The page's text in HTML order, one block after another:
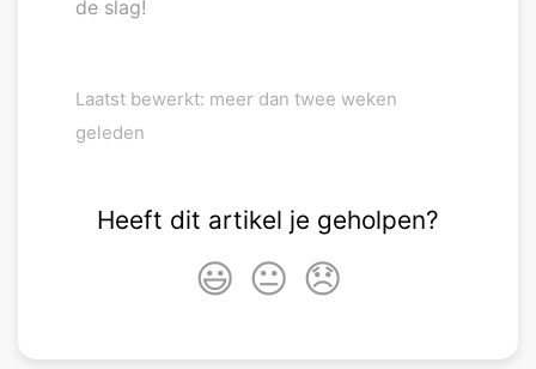
de slag!
Laatst bewerkt: meer dan twee weken
geleden
Heeft dit artikel je geholpen?
😃 😐 😞